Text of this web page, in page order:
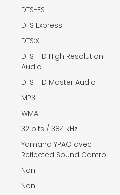
DTS-ES
DTS Express
DTS:X
DTS-HD High Resolution
Audio
DTS-HD Master Audio
MP3
WMA
32 bits / 384 kHz
Yamaha YPAO avec
Reflected Sound Control
Non
Non